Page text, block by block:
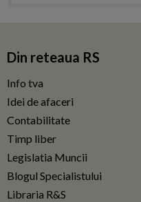
Din reteaua RS
Info tva
Idei de afaceri
Contabilitate
Timp liber
Legislatia Muncii
Blogul Specialistului
Libraria R&S